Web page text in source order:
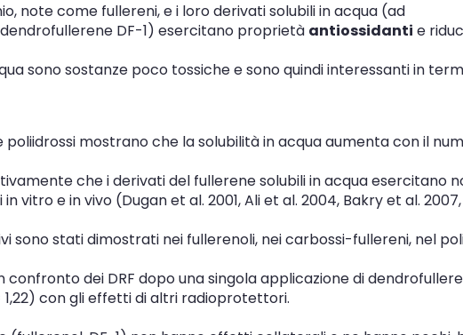
note come fullereni, e i loro derivati solubili in acqua (ad
DF-1) esercitano proprietà antiossidanti e
sono sostanze poco tossiche e sono quindi interessanti in
poliidrossi mostrano che la solubilità in acqua aumenta con il
che i derivati del fullerene solubili in acqua
vitro e in vivo (Dugan et al. 2001, Ali et al. 2004, Bakry et al.
sono stati dimostrati nei fullerenoli, nei carbossi-fullereni, nel
confronto dei DRF dopo una singola applicazione di
1,22) con gli effetti di altri radioprotettori.